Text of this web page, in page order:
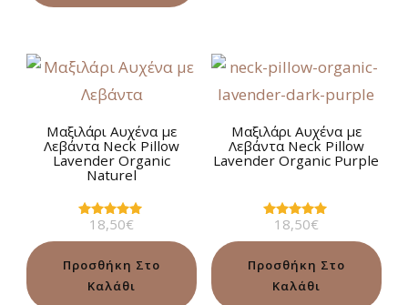
Μαξιλάρι Αυχένα με
Λεβάντα Neck Pillow
Lavender Organic
Naturel
Βαθμολογήθηκε
από 5
18,50€
Προσθήκη Στο
Καλάθι
Μαξιλάρι Αυχένα με
Λεβάντα Neck Pillow
Lavender Organic Purple
Βαθμολογήθηκε
από 5
18,50€
Προσθήκη Στο
Καλάθι